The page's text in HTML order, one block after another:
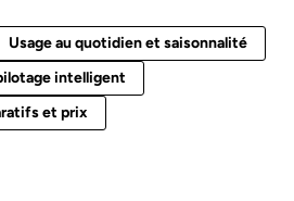
Usage au quotidien et saisonnalité
intelligent
et prix